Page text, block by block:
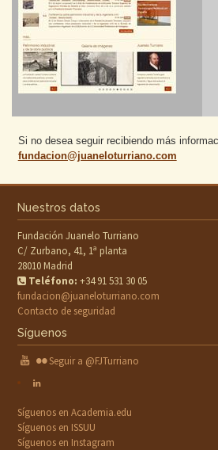
Si no desea seguir recibiendo más
fundacion@juaneloturriano.com
Nuestros datos
Fundación Juanelo Turriano
C/ Zurbano, 41, 1ª planta
28010 Madrid
Teléfono: +34 91 531 30 05
fundacion@juaneloturriano.com
Contacto de seguridad
Síguenos
Seguir a @FJTurriano
Síguenos en Academia.edu
Síguenos en ISSUU
Síguenos en Instagram